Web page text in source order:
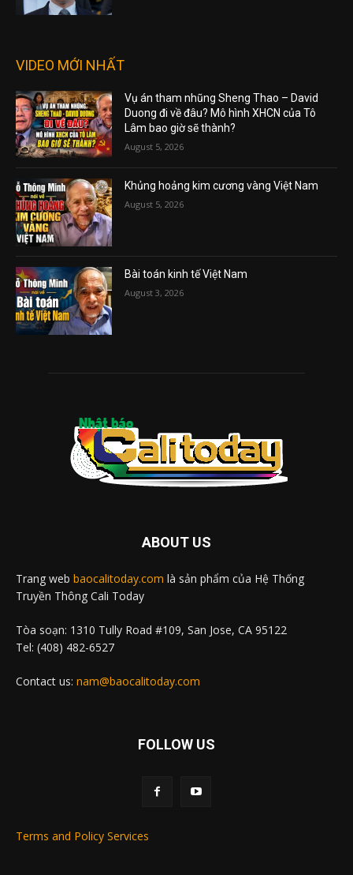
VIDEO MỚI NHẤT
Vụ án tham nhũng Sheng Thao – David
Duong đi về đâu? Mô hình XHCN của Tô
Lâm bao giờ sẽ thành?
August 5, 2026
Khủng hoảng kim cương vàng Việt Nam
August 5, 2026
Bài toán kinh tế Việt Nam
August 3, 2026
ABOUT US
Trang web baocalitoday.com là sản phẩm của Hệ Thống
Truyền Thông Cali Today
Tòa soạn: 1310 Tully Road #109, San Jose, CA 95122
Tel: (408) 482-6527
Contact us: nam@baocalitoday.com
FOLLOW US
Terms and Policy Services